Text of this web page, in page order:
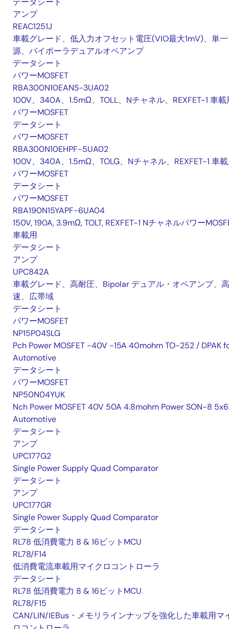
アンプ
REAC1251J
車載グレード、低入力オフセット電圧(VIO最大1mV)、単
源、バイポーラデュアルオペアンプ
データシート
パワーMOSFET
RBA300N10EANS-3UA02
100V、340A、1.5mΩ、TOLL、Nチャネル、REXFET-1 車載
パワーMOSFET
データシート
パワーMOSFET
RBA300N10EHPF-5UA02
100V、340A、1.5mΩ、TOLG、Nチャネル、REXFET-1 車
パワーMOSFET
データシート
パワーMOSFET
RBA190N15YAPF-6UA04
150V, 190A, 3.9mΩ, TOLT, REXFET-1 Nチャネルパワー
車載用
データシート
アンプ
UPC842A
車載グレード、高耐圧、Bipolar デュアル・オペアンプ、高
速、広帯域
データシート
パワーMOSFET
NP15P04SLG
Pch Power MOSFET -40V -15A 40mohm TO-252 / DPAK
Automotive
データシート
パワーMOSFET
NP50N04YUK
Nch Power MOSFET 40V 50A 4.8mohm Power SON-8
Automotive
データシート
アンプ
UPC177G2
Single Power Supply Quad Comparator
データシート
アンプ
UPC177GR
Single Power Supply Quad Comparator
データシート
RL78 低消費電力 8 & 16ビットMCU
RL78/F14
低消費電流車載用マイクロコントローラ
データシート
RL78 低消費電力 8 & 16ビットMCU
RL78/F15
CAN/LIN/IEBus・メモリラインナップを強化した車載用マ